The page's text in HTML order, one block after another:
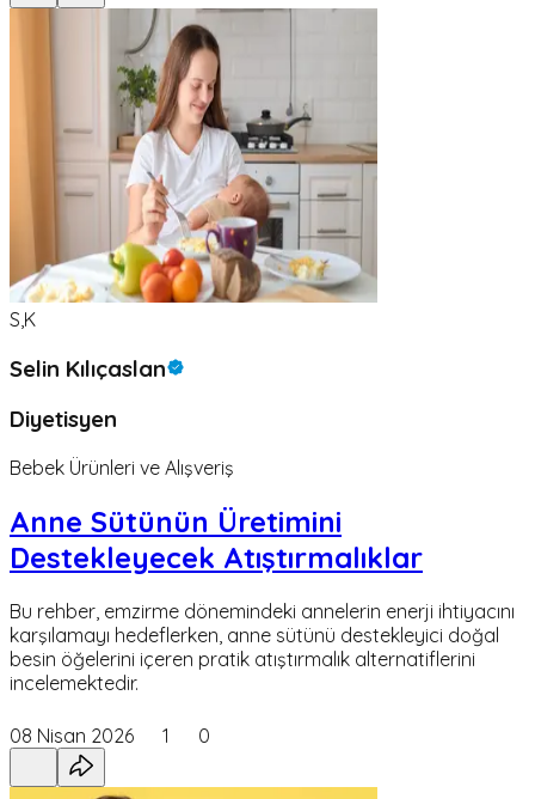
S,K
Selin Kılıçaslan
Diyetisyen
Bebek Ürünleri ve Alışveriş
Anne Sütünün Üretimini
Destekleyecek Atıştırmalıklar
Bu rehber, emzirme dönemindeki annelerin enerji ihtiyacını
karşılamayı hedeflerken, anne sütünü destekleyici doğal
besin öğelerini içeren pratik atıştırmalık alternatiflerini
incelemektedir.
08 Nisan 2026 1 0